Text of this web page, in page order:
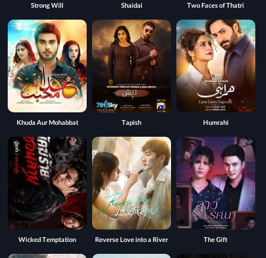
Two Faces of Thatri
Shaidai
Strong Will
Humrahi
Tapish
Khuda Aur Mohabbat
The Gift
Reverse Love into a River
Wicked Temptation